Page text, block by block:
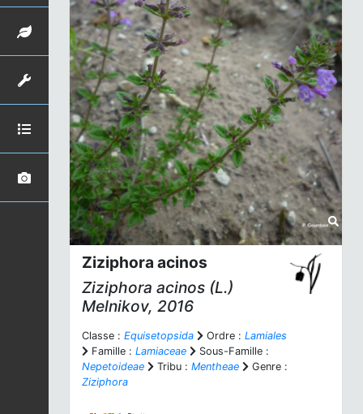
Ziziphora acinos
Ziziphora acinos (L.)
Melnikov, 2016
Classe : Equisetopsida Ordre : Lamiales
Famille : Lamiaceae
Sous-Famille :
Nepetoideae
Tribu : Mentheae
Genre :
Ziziphora